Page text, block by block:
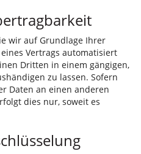
wir auf Grundlage Ihrer
Vertrags automatisiert
Dritten in einem gängigen,
zu lassen. Sofern
Daten an einen anderen
dies nur, soweit es